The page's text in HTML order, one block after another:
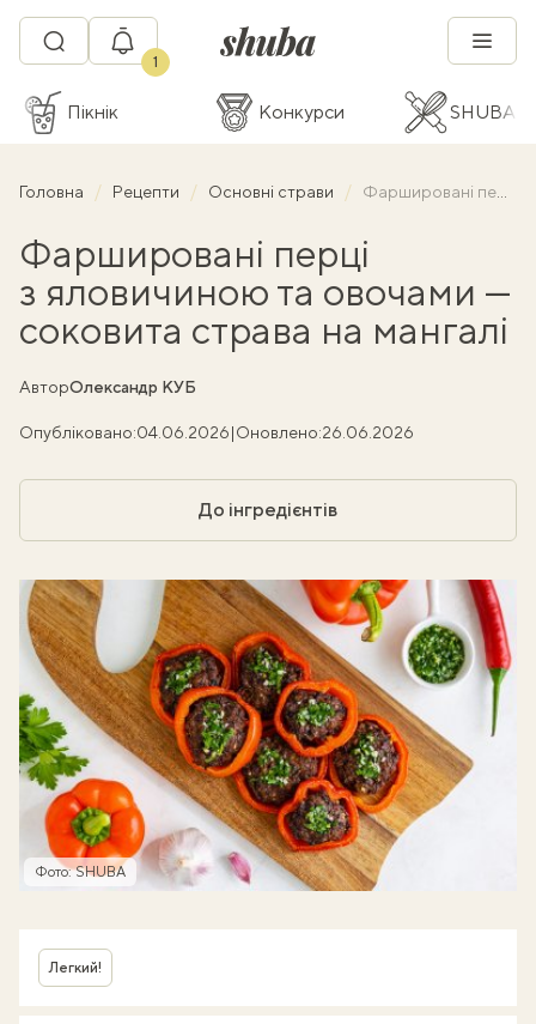
1
Пікнік Конкурси SHUBA
Головна Рецепти Основні страви Фаршировані перці з яловичиною та овочами — соковита страва на мангалі
Фаршировані перці
з яловичиною та овочами —
соковита страва на мангалі
АвторОлександр КУБ
Опубліковано:04.06.2026|Оновлено:26.06.2026
До інгредієнтів
Фото: SHUBA
Легкий!